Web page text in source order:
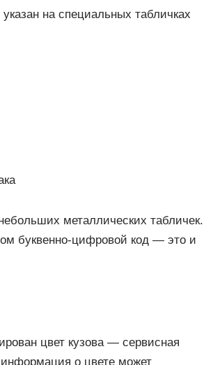
на специальных табличках
металлических табличек.
буквенно-цифровой код — это и
цвет кузова — сервисная
о цвете может